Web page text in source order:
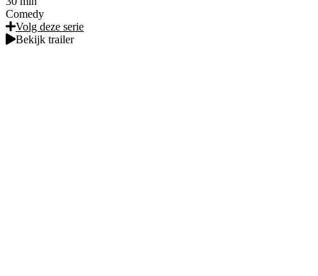
Comedy
Volg deze serie
Bekijk trailer